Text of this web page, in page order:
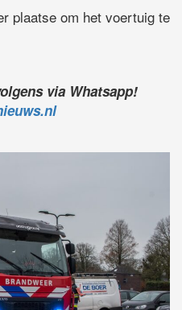
plaatse om het voertuig te
via Whatsapp!